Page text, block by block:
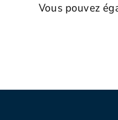
Vous pouvez